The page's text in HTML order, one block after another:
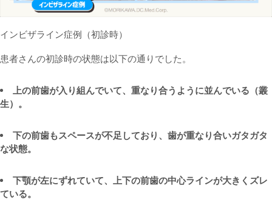
インビザライン症例（初診時）
患者さんの初診時の状態は以下の通りでした。
上の前歯が入り組んでいて、重なり合うように並んでいる（叢
生）。
下の前歯もスペースが不足しており、歯が重なり合いガタガタ
な状態。
下顎が左にずれていて、上下の前歯の中心ラインが大きくズレ
ている。